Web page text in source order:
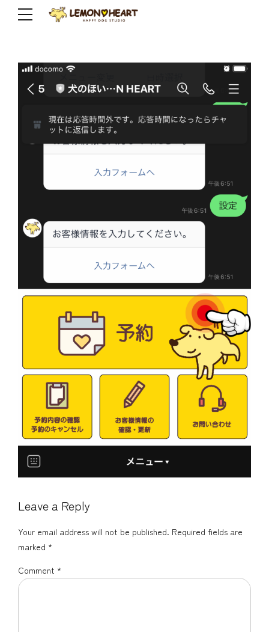
Leave a Reply
Your email address will not be published. Required fields are
marked *
Comment *